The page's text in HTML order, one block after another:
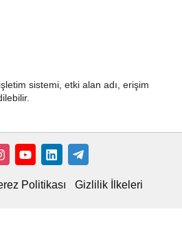
sistemi, etki alan adı, erişim
Politikası Gizlilik İlkeleri